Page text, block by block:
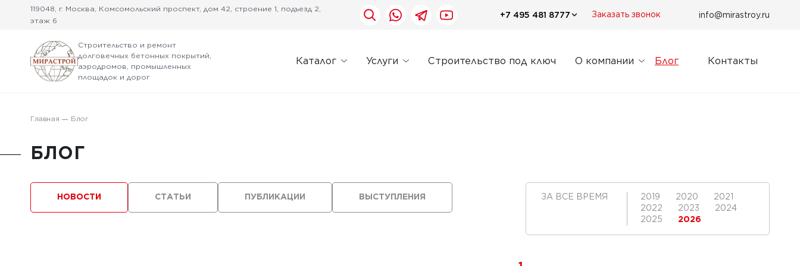
119048, г. Москва, Комсомольский проспект, дом 42, строение 1, подъезд 2,
этаж 6
+7 495 481 8777 Заказать звонок info@mirastroy.ru
Строительство и ремонт
долговечных бетонных покрытий,
аэродромов, промышленных
площадок и дорог
Каталог Услуги Строительство под ключ О компании Блог Контакты
Главная Блог
БЛОГ
ВЫСТУПЛЕНИЯ
ПУБЛИКАЦИИ
НОВОСТИ СТАТЬИ ЗА ВСЕ ВРЕМЯ 2019 2020
2021
2022
2023
2024
2025
2026